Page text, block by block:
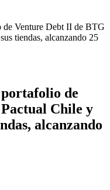
de Venture Debt II de BTG
tiendas, alcanzando 25
de
Chile y
alcanzando